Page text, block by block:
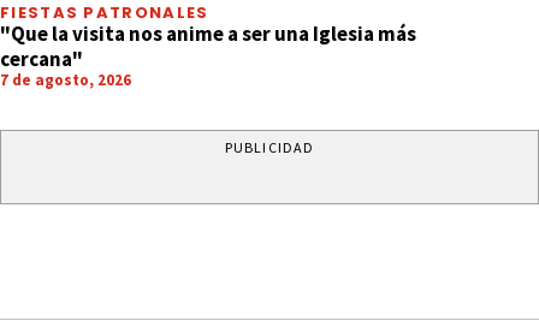
FIESTAS PATRONALES
"Que la visita nos anime a ser una Iglesia más
cercana"
7 de agosto, 2026
PUBLICIDAD